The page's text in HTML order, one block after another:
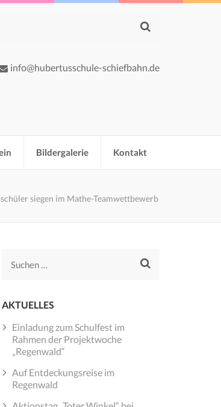
info@hubertusschule-schiefbahn.de
Bildergalerie Kontakt
siegen im Mathe-Teamwettbewerb
Suchen
AKTUELLES
Einladung zum Schulfest im
Rahmen der Projektwoche
„Regenwald“
Auf Entdeckungsreise im
Regenwald